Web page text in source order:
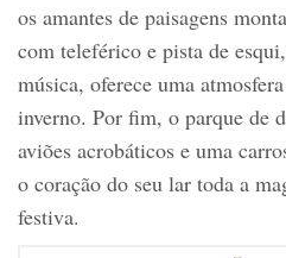
os amantes de paisagens
com teleférico e pista de
música, oferece uma
inverno. Por fim, o parque de
aviões acrobáticos e uma
o coração do seu lar toda a
festiva.